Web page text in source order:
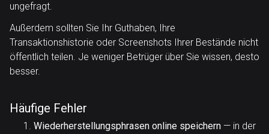
ungefragt.
Außerdem sollten Sie Ihr Guthaben, Ihre
Transaktionshistorie oder Screenshots Ihrer Bestände nicht
öffentlich teilen. Je weniger Betrüger über Sie wissen, desto
besser.
Häufige Fehler
Wiederherstellungsphrasen online speichern — in der